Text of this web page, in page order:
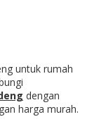
untuk rumah
dengan
harga murah.